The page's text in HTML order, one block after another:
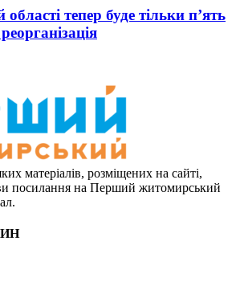
тепер буде тільки п’ять
матеріалів, розміщених на сайті,
посилання на Перший житомирський